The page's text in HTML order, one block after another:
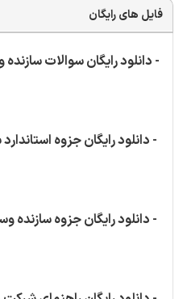
فایل های رایگان
- دانلود رایگان سوالات
- دانلود رایگان جزوه
- دانلود رایگان جزوه سازنده